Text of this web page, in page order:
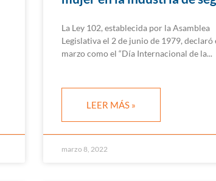
La Ley 102, establecida por la Asamblea
Legislativa el 2 de junio de 1979, declaró
marzo como el “Día Internacional de la
LEER MÁS »
marzo 8, 2022